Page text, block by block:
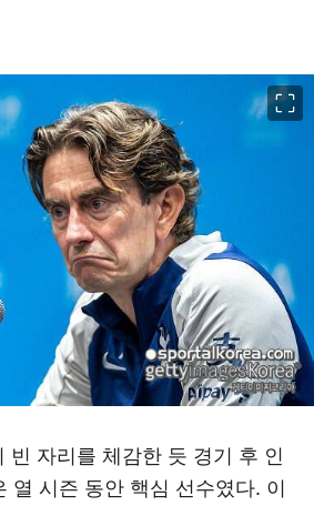
빈 자리를 체감한 듯 경기 후 인
열 시즌 동안 핵심 선수였다. 이